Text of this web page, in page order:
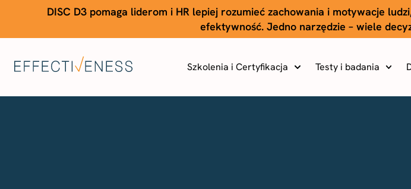
DISC D3 pomaga liderom i HR lepiej rozumieć zachowania i motywacje
efektywność. Jedno narzędzie – wiele
Szkolenia i Certyfikacja Testy i badania